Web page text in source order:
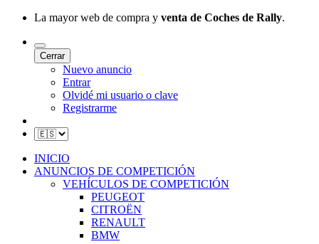
La mayor web de compra y venta de Coches de Rally.
Cerrar
Nuevo anuncio
Entrar
Olvidé mi usuario o clave
Registrarme
INICIO
ANUNCIOS DE COMPETICIÓN
VEHÍCULOS DE COMPETICIÓN
PEUGEOT
CITROËN
RENAULT
BMW